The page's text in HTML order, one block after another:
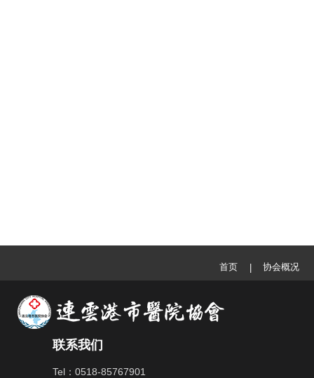
首页 协会概况
联系我们
Tel：0518-85767901